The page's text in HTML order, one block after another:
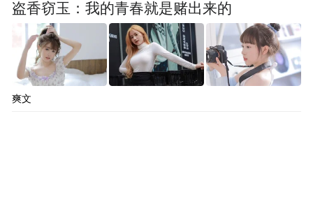
盗香窃玉：我的青春就是赌出来的
爽文